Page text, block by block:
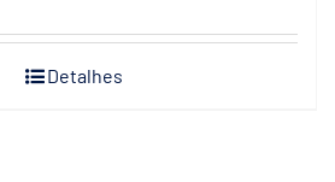
Detalhes